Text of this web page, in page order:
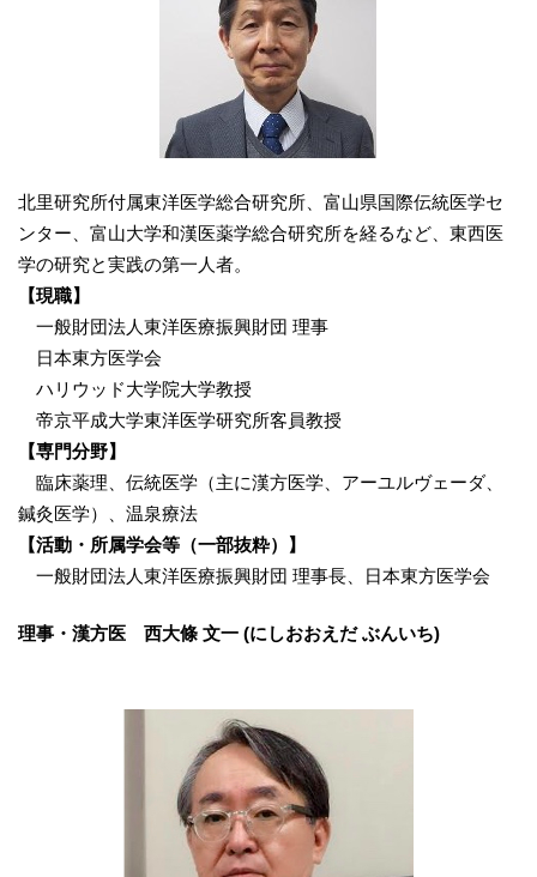
北里研究所付属東洋医学総合研究所、富山県国際伝統医学セ
ンター、富山大学和漢医薬学総合研究所を経るなど、東西医
学の研究と実践の第一人者。
【現職】
一般財団法人東洋医療振興財団 理事
日本東方医学会
ハリウッド大学院大学教授
帝京平成大学東洋医学研究所客員教授
【専門分野】
臨床薬理、伝統医学（主に漢方医学、アーユルヴェーダ、
鍼灸医学）、温泉療法
【活動・所属学会等（一部抜粋）】
一般財団法人東洋医療振興財団 理事長、日本東方医学会
理事・漢方医 西大條 文一 (にしおおえだ ぶんいち)